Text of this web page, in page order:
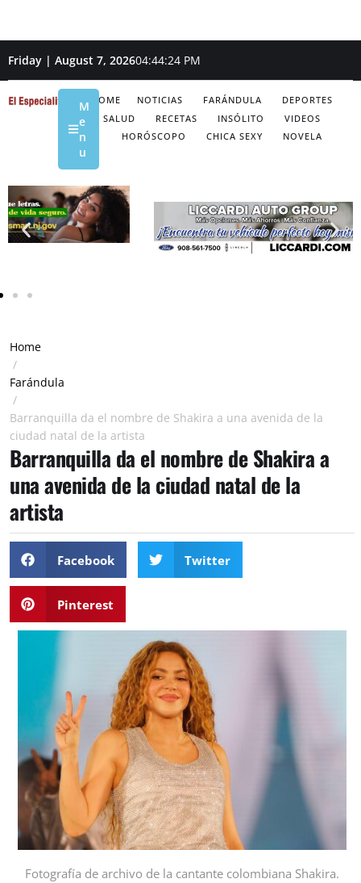
Friday | August 7, 202604:44:25 PM
HOME NOTICIAS FARÁNDULA
DEPORTES
SALUD
RECETAS INSÓLITO
VIDEOS
HORÓSCOPO
CHICA SEXY NOVELA
M
e
n
u
Home
/
Farándula
/
Barranquilla da el nombre de Shakira a una avenida de la
ciudad natal de la artista
Barranquilla da el nombre de Shakira a
una avenida de la ciudad natal de la
artista
Facebook Twitter
Pinterest
Fotografía de archivo de la cantante colombiana Shakira.